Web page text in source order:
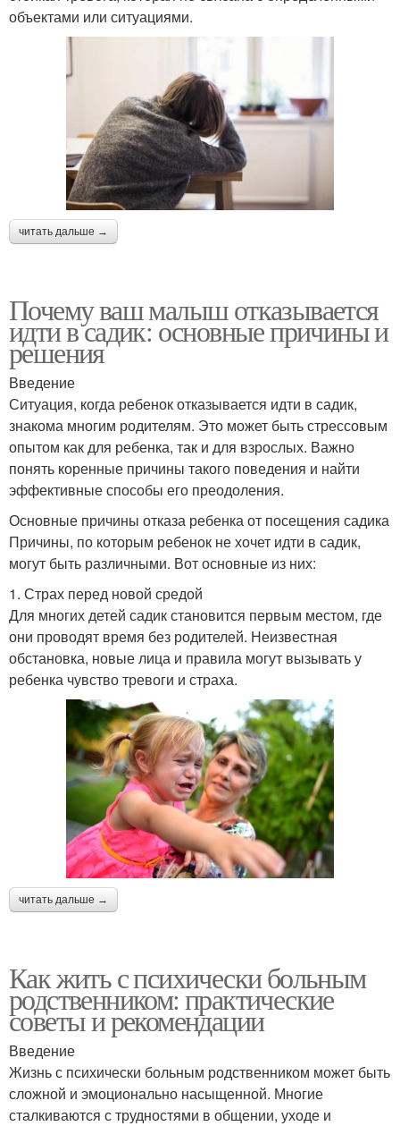
объектами или ситуациями.
читать дальше →
Почему ваш малыш отказывается
идти в садик: основные причины и
решения
Введение
Ситуация, когда ребенок отказывается идти в садик,
знакома многим родителям. Это может быть стрессовым
опытом как для ребенка, так и для взрослых. Важно
понять коренные причины такого поведения и найти
эффективные способы его преодоления.
Основные причины отказа ребенка от посещения садика
Причины, по которым ребенок не хочет идти в садик,
могут быть различными. Вот основные из них:
1. Страх перед новой средой
Для многих детей садик становится первым местом, где
они проводят время без родителей. Неизвестная
обстановка, новые лица и правила могут вызывать у
ребенка чувство тревоги и страха.
читать дальше →
Как жить с психически больным
родственником: практические
советы и рекомендации
Введение
Жизнь с психически больным родственником может быть
сложной и эмоционально насыщенной. Многие
сталкиваются с трудностями в общении, уходе и